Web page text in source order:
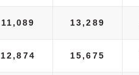
11,089 13,289
12,874 15,675